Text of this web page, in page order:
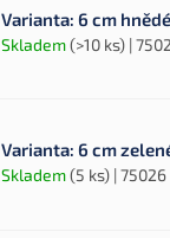
Varianta: 6 cm hnědé
Skladem(>10 ks) |
Varianta: 6 cm
Skladem(5 ks) | 75026